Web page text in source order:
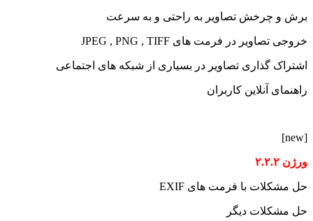
برش و چرخش تصاویر به راحتی و به سرعت
خروجی تصاویر در فرمت های JPEG , PNG , TIFF
اشتراک گذاری تصاویر در بسیاری از شبکه های اجتماعی
راهنمای آنلاین کاربران
[new]
ورژن ۲.۲.۲
حل مشکلات با فرمت های EXIF
حل مشکلات دیگر